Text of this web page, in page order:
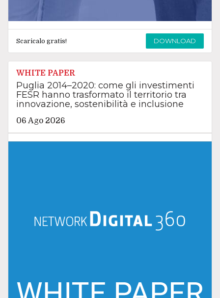
Scaricalo gratis! DOWNLOAD
WHITE PAPER
Puglia 2014–2020: come gli investimenti
FESR hanno trasformato il territorio tra
innovazione, sostenibilità e inclusione
06 Ago 2026